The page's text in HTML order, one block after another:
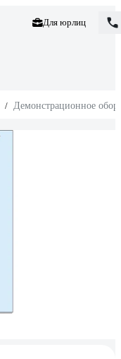
Для юрлиц
/ Демонстрационное